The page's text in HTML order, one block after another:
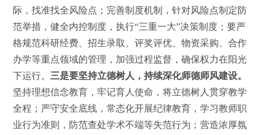
际，找准找全风险点；完善制度机制，针对风险点制定防
范举措，健全内控制度，执行“三重一大”决策制度；要严
格规范科研经费、招生录取、评奖评优、物资采购、合作
办学等重点领域的管理，加强过程监督，确保权力在阳光
下运行。 三是要坚持立德树人，持续深化师德师风建设。
坚持理想信念教育，牢记育人使命，将立德树人贯穿教学
全程；严守安全底线，常态化开展纪律教育，学习教师职
业行为准则，防范查处学术不端等失范行为；营造浓厚氛